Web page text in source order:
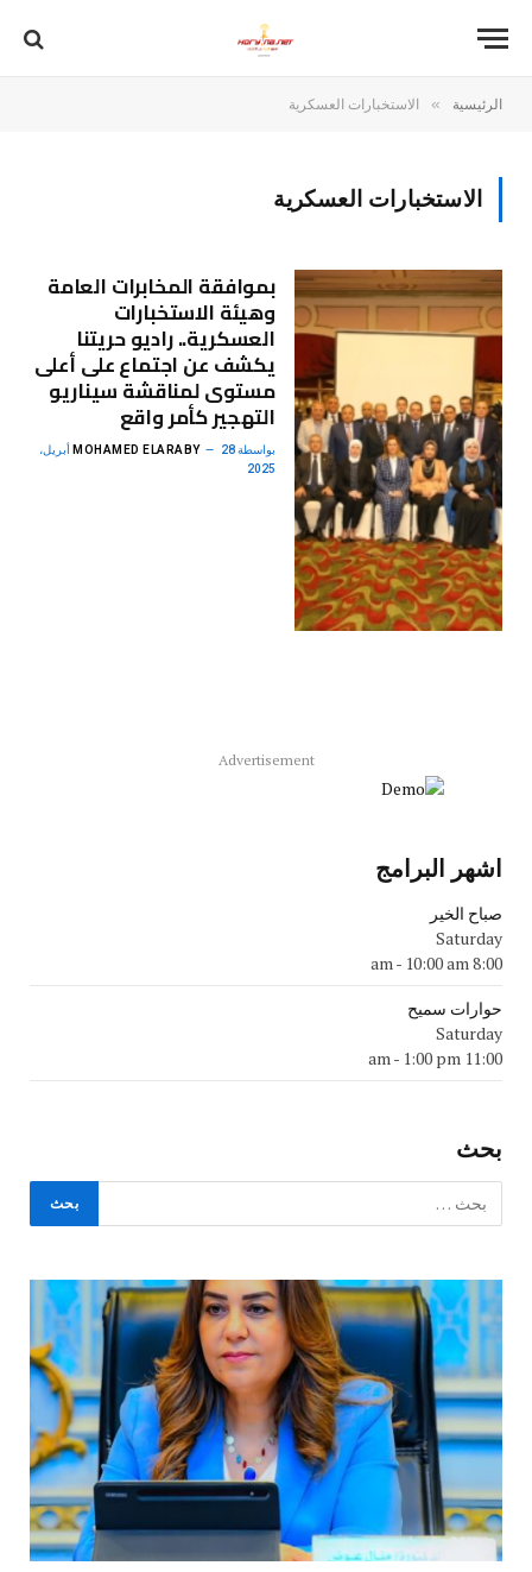
الرئيسية » الاستخبارات العسكرية
الاستخبارات العسكرية
بموافقة المخابرات العامة
وهيئة الاستخبارات
العسكرية.. راديو حريتنا
يكشف عن اجتماع على أعلى
مستوى لمناقشة سيناريو
التهجير كأمر واقع
بواسطة MOHAMED ELARABY 28 أبريل،
2025
Advertisement
اشهر البرامج
صباح الخير
Saturday
8:00 am
- 10:00 am
حوارات سميح
Saturday
11:00 am
- 1:00 pm
بحث